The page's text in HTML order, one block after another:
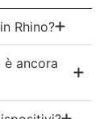
Rhino?
è ancora